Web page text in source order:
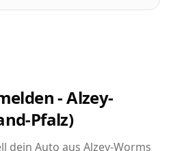
- Alzey-
Pfalz)
dein Auto aus Alzey-Worms